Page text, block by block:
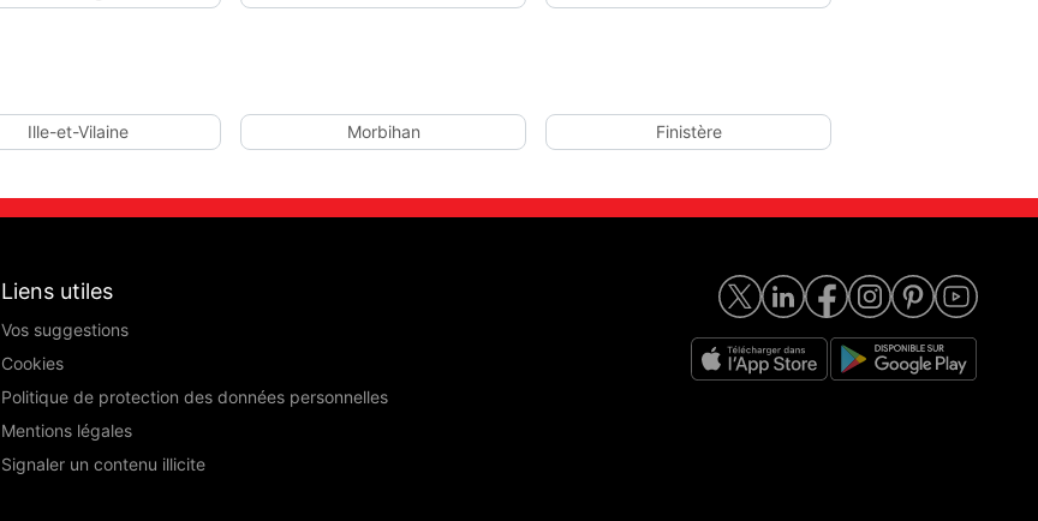
Ille-et-Vilaine Morbihan Finistère
Liens utiles
Vos suggestions
Cookies
Politique de protection des données personnelles
Mentions légales
Signaler un contenu illicite